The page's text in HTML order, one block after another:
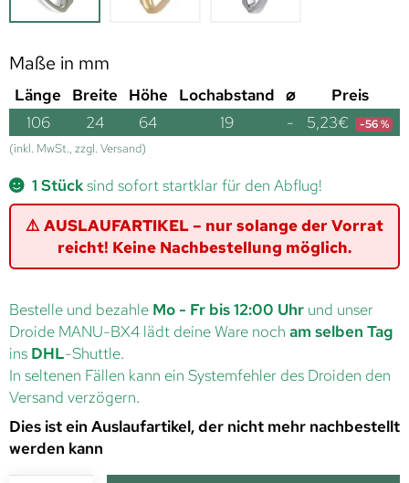
Maße in mm
Länge Breite Höhe Lochabstand ⌀
Preis
106
24 64 19 - 5,23€ -56 %
(inkl. MwSt., zzgl. Versand)
1 Stücksind sofort startklar für den Abflug!
⚠️ AUSLAUFARTIKEL – nur solange der Vorrat
reicht! Keine Nachbestellung möglich.
Bestelle und bezahle Mo - Fr bis 12:00 Uhr und unser
Droide MANU-BX4 lädt deine Ware noch am selben Tag
ins DHL-Shuttle.
In seltenen Fällen kann ein Systemfehler des Droiden den
Versand verzögern.
Dies ist ein Auslaufartikel, der nicht mehr nachbestellt
werden kann